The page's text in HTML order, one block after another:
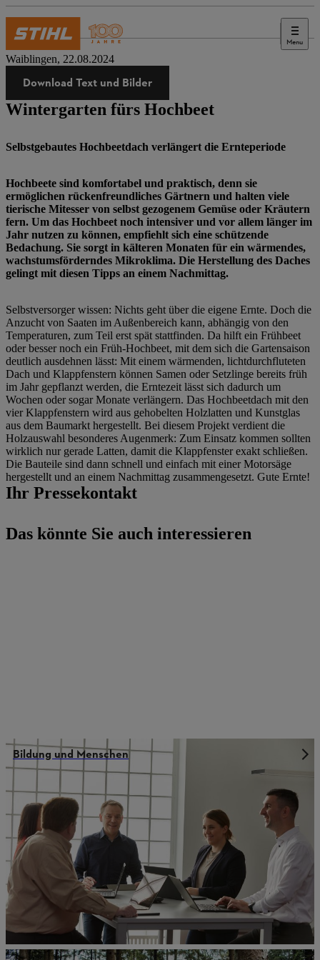
Menu
Presse
Waiblingen, 22.08.2024
Download Text und Bilder
Wintergarten fürs Hochbeet
Selbstgebautes Hochbeetdach verlängert die Ernteperiode
Hochbeete sind komfortabel und praktisch, denn sie
ermöglichen rückenfreundliches Gärtnern und halten viele
tierische Mitesser von selbst gezogenem Gemüse oder Kräutern
fern. Um das Hochbeet noch intensiver und vor allem länger im
Jahr nutzen zu können, empfiehlt sich eine schützende
Bedachung. Sie sorgt in kälteren Monaten für ein wärmendes,
wachstumsförderndes Mikroklima. Die Herstellung des Daches
gelingt mit diesen Tipps an einem Nachmittag.
Selbstversorger wissen: Nichts geht über die eigene Ernte. Doch die
Anzucht von Saaten im Außenbereich kann, abhängig von den
Temperaturen, zum Teil erst spät stattfinden. Da hilft ein Frühbeet
oder besser noch ein Früh-Hochbeet, mit dem sich die Gartensaison
deutlich ausdehnen lässt: Mit einem wärmenden, lichtdurchfluteten
Dach und Klappfenstern können Samen oder Setzlinge bereits früh
im Jahr gepflanzt werden, die Erntezeit lässt sich dadurch um
Wochen oder sogar Monate verlängern. Das Hochbeetdach mit den
vier Klappfenstern wird aus gehobelten Holzlatten und Kunstglas
aus dem Baumarkt hergestellt. Bei diesem Projekt verdient die
Holzauswahl besonderes Augenmerk: Zum Einsatz kommen sollten
wirklich nur gerade Latten, damit die Klappfenster exakt schließen.
Die Bauteile sind dann schnell und einfach mit einer Motorsäge
hergestellt und an einem Nachmittag zusammengesetzt. Gute Ernte!
Ihr Pressekontakt
Das könnte Sie auch interessieren
Bildung und Menschen